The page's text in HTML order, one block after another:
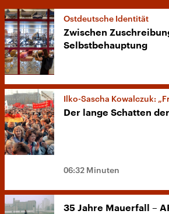
Ostdeutsche Identität
Zwischen
Selbstbehauptung
Ilko-Sascha Kowalczuk:
Der lange Schatten
06:32 Minuten
35 Jahre Mauerfall –